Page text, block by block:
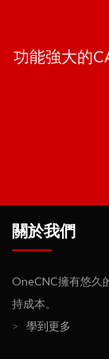
功能強大的
關於我們
OneCNC擁有悠久
持成本。
>
學到更多